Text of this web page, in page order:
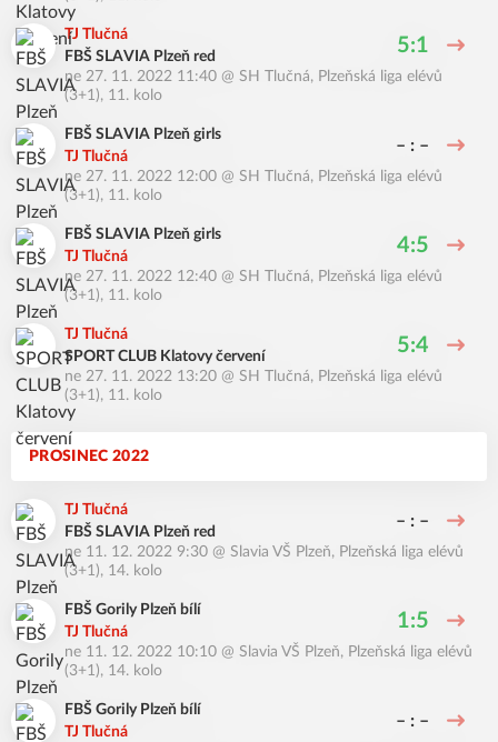
TJ Tlučná
FBŠ SLAVIA Plzeň red
5:1
ne 27. 11. 2022 11:40 @ SH Tlučná, Plzeňská liga elévů
(3+1), 11. kolo
FBŠ SLAVIA Plzeň girls
TJ Tlučná
– : –
ne 27. 11. 2022 12:00 @ SH Tlučná, Plzeňská liga elévů
(3+1), 11. kolo
FBŠ SLAVIA Plzeň girls
TJ Tlučná
4:5
ne 27. 11. 2022 12:40 @ SH Tlučná, Plzeňská liga elévů
(3+1), 11. kolo
TJ Tlučná
SPORT CLUB Klatovy červení
5:4
ne 27. 11. 2022 13:20 @ SH Tlučná, Plzeňská liga elévů
(3+1), 11. kolo
PROSINEC 2022
TJ Tlučná
FBŠ SLAVIA Plzeň red
– : –
ne 11. 12. 2022 9:30 @ Slavia VŠ Plzeň, Plzeňská liga elévů
(3+1), 14. kolo
FBŠ Gorily Plzeň bílí
TJ Tlučná
1:5
ne 11. 12. 2022 10:10 @ Slavia VŠ Plzeň, Plzeňská liga elévů
(3+1), 14. kolo
FBŠ Gorily Plzeň bílí
TJ Tlučná
– : –